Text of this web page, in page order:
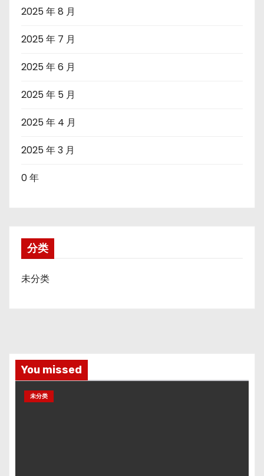
2025 年 8 月
2025 年 7 月
2025 年 6 月
2025 年 5 月
2025 年 4 月
2025 年 3 月
0 年
分类
未分类
You missed
未分类